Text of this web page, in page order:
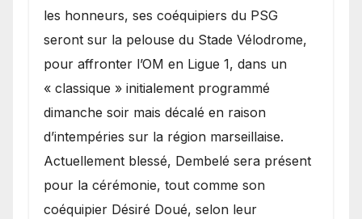
les honneurs, ses coéquipiers du PSG
seront sur la pelouse du Stade Vélodrome,
pour affronter l’OM en Ligue 1, dans un
« classique » initialement programmé
dimanche soir mais décalé en raison
d’intempéries sur la région marseillaise.
Actuellement blessé, Dembelé sera présent
pour la cérémonie, tout comme son
coéquipier Désiré Doué, selon leur